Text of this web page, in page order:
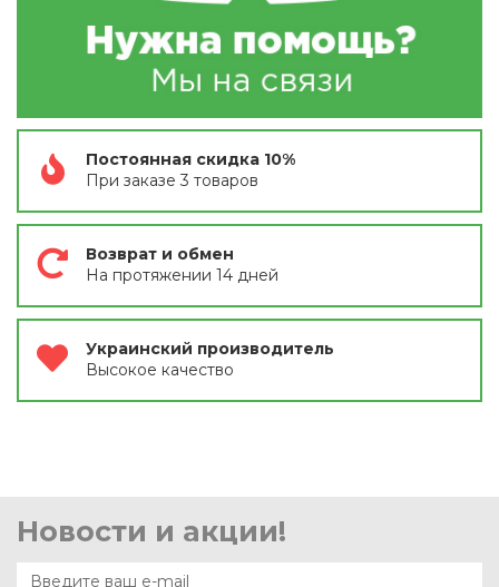
Постоянная скидка 10%
При заказе 3 товаров
Возврат и обмен
На протяжении 14 дней
Украинский производитель
Высокое качество
Новости и акции!